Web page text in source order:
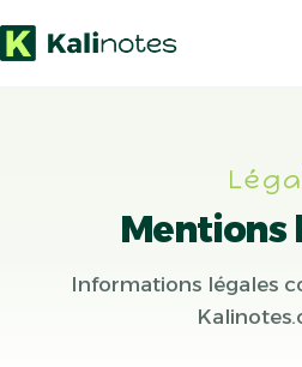
Mentions
Informations légales